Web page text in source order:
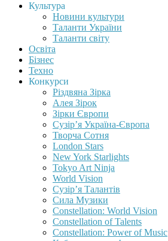
Культура
Новини культури
Таланти України
Таланти світу
Освіта
Бізнес
Техно
Конкурси
Різдвяна Зірка
Алея Зірок
Зірки Європи
Сузір’я Україна-Європа
Творча Сотня
London Stars
New York Starlights
Tokyo Art Ninja
World Vision
Сузір’я Талантів
Сила Музики
Constellation: World Vision
Constellation of Talents
Constellation: Power of Music